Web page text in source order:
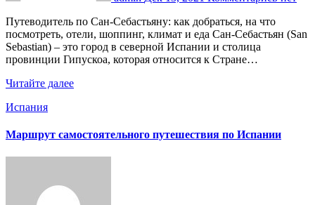
Путеводитель по Сан-Себастьяну: как добраться, на что
посмотреть, отели, шоппинг, климат и еда Сан-Себастьян (San
Sebastian) – это город в северной Испании и столица
провинции Гипускоа, которая относится к Стране…
Читайте далее
Испания
Маршрут самостоятельного путешествия по Испании